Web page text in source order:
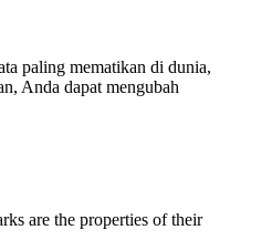
paling mematikan di dunia,
Anda dapat mengubah
are the properties of their